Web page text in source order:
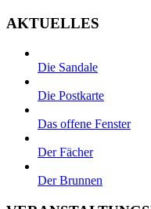
AKTUELLES
Die Sandale
Die Postkarte
Das offene Fenster
Der Fächer
Der Brunnen